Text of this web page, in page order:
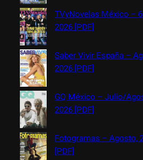
TVyNovelas México –
2026 [PDF]
Saber Vivir España –
2026 [PDF]
GQ México – Julio/
2026 [PDF]
Fotogramas – Agosto,
[PDF]